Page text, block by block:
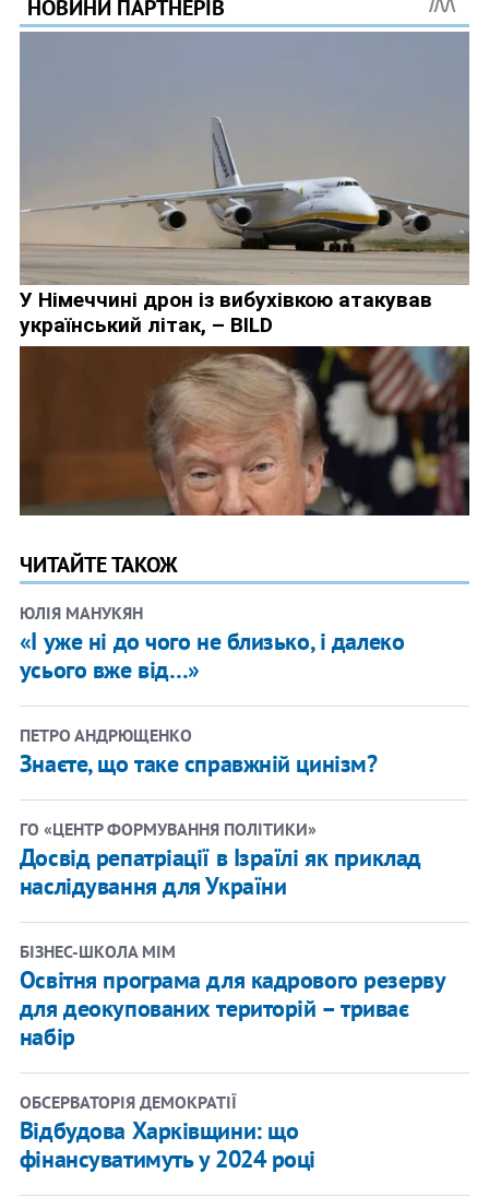
ЧИТАЙТЕ ТАКОЖ
ЮЛІЯ МАНУКЯН
«І уже ні до чого не близько, і далеко
усього вже від…»
ПЕТРО АНДРЮЩЕНКО
Знаєте, що таке справжній цинізм?
ГО «ЦЕНТР ФОРМУВАННЯ ПОЛІТИКИ»
Досвід репатріації в Ізраїлі як приклад
наслідування для України
​БІЗНЕС-ШКОЛА МІМ
Освітня програма для кадрового резерву
для деокупованих територій – триває
набір
ОБСЕРВАТОРІЯ ДЕМОКРАТІЇ
Відбудова Харківщини: що
фінансуватимуть у 2024 році